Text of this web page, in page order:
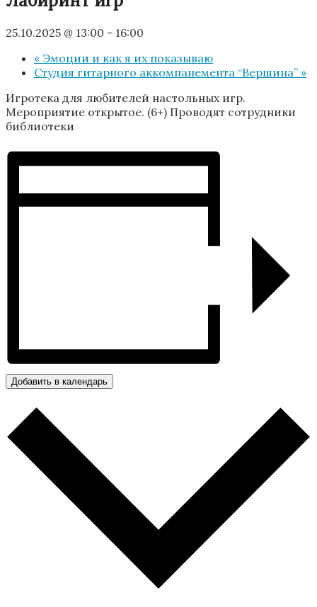
25.10.2025 @ 13:00 - 16:00
« Эмоции и как я их показываю
Студия гитарного аккомпанемента “Вершина” »
Игротека для любителей настольных игр.
Мероприятие открытое. (6+) Проводят сотрудники
библиотеки
Добавить в календарь